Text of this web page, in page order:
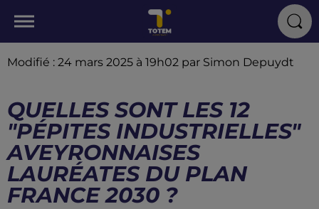
Modifié : 24 mars 2025 à 19h02 par Simon Depuydt
QUELLES SONT LES 12
"PÉPITES INDUSTRIELLES"
AVEYRONNAISES
LAURÉATES DU PLAN
FRANCE 2030 ?